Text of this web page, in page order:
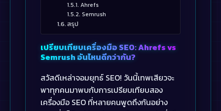
Ahrefs
Semrush
สรุป
เปรียบเทียบเครื่องมือ SEO: Ahrefs vs
Semrush อันไหนดีกว่ากัน?
สวัสดีเหล่าจอมยุทธ์ SEO! วันนี้เทพเสียวจะ
พาทุกคนมาพบกับการเปรียบเทียบสอง
เครื่องมือ SEO ที่หลายคนพูดถึงกันอย่าง